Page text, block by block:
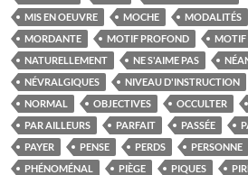
MIS EN OEUVRE
MOCHE MODALITÉS
MORDANTE
MOTIF PROFOND MOTIF
NATURELLEMENT
NE S'AIME PAS
NÉVRALGIQUES
NIVEAU D'INSTRUCTION
NORMAL
OBJECTIVES OCCULTER
PAR AILLEURS
PARFAIT PASSÉE
PAYER
PENSE PERDS PERSONNE
PHÉNOMÉNAL
PIÈGE PIQUES